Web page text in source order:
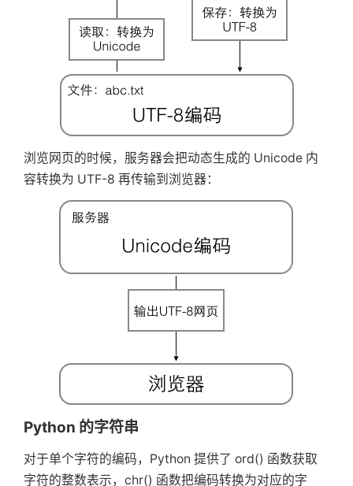
浏览网页的时候，服务器会把动态生成的 Unicode 内
容转换为 UTF-8 再传输到浏览器：
Python 的字符串
对于单个字符的编码，Python 提供了 ord() 函数获取
字符的整数表示，chr() 函数把编码转换为对应的字